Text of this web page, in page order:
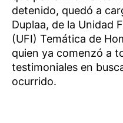
detenido, quedó a
Duplaa, de la Unidad
(UFI) Temática de
quien ya comenzó a
testimoniales en
ocurrido.